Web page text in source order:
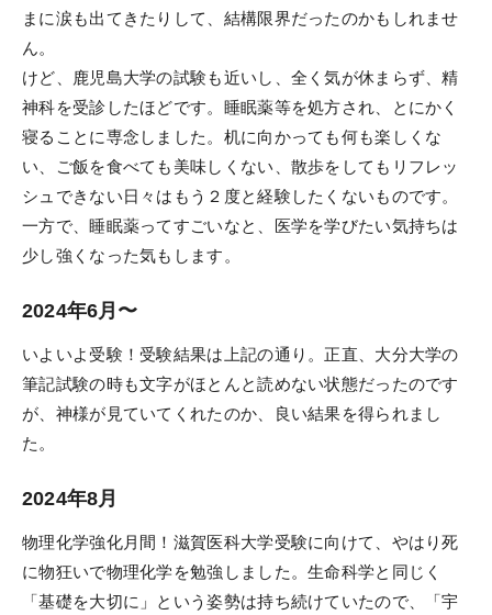
まに涙も出てきたりして、結構限界だったのかもしれませ
ん。
けど、鹿児島大学の試験も近いし、全く気が休まらず、精
神科を受診したほどです。睡眠薬等を処方され、とにかく
寝ることに専念しました。机に向かっても何も楽しくな
い、ご飯を食べても美味しくない、散歩をしてもリフレッ
シュできない日々はもう２度と経験したくないものです。
一方で、睡眠薬ってすごいなと、医学を学びたい気持ちは
少し強くなった気もします。
2024年6月〜
いよいよ受験！受験結果は上記の通り。正直、大分大学の
筆記試験の時も文字がほとんと読めない状態だったのです
が、神様が見ていてくれたのか、良い結果を得られまし
た。
2024年8月
物理化学強化月間！滋賀医科大学受験に向けて、やはり死
に物狂いで物理化学を勉強しました。生命科学と同じく
「基礎を大切に」という姿勢は持ち続けていたので、「宇